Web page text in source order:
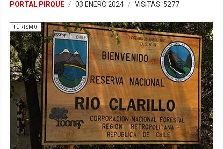
PORTAL PIRQUE 03 ENERO 2024 VISITAS: 5277
TURISMO